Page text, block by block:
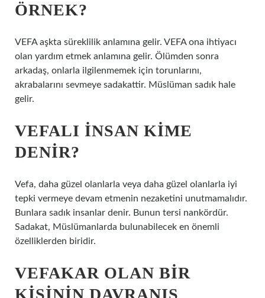
ÖRNEK?
VEFA aşkta süreklilik anlamına gelir. VEFA ona ihtiyacı
olan yardım etmek anlamına gelir. Ölümden sonra
arkadaş, onlarla ilgilenmemek için torunlarını,
akrabalarını sevmeye sadakattir. Müslüman sadık hale
gelir.
VEFALI INSAN KIME
DENIR?
Vefa, daha güzel olanlarla veya daha güzel olanlarla iyi
tepki vermeye devam etmenin nezaketini unutmamalıdır.
Bunlara sadık insanlar denir. Bunun tersi nankördür.
Sadakat, Müslümanlarda bulunabilecek en önemli
özelliklerden biridir.
VEFAKAR OLAN BIR
KIŞININ DAVRANIŞ